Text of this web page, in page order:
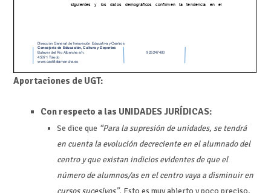
Aportaciones de UGT:
Con respecto a las UNIDADES JURÍDICAS:
Se dice que “Para la supresión de unidades, se tendrá
en cuenta la evolución decreciente en el alumnado del
centro y que existan indicios evidentes de que el
número de alumnos/as en el centro vaya a disminuir en